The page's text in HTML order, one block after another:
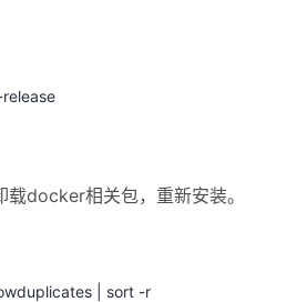
docker相关包，重新安装。
| sort -r